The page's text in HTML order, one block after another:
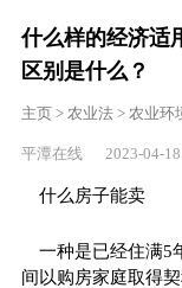
什么样的经济适
区别是什么？
主页> 农业法> 农业环
平潭在线 2023-04-18
什么房子能卖
一种是已经住满5
间以购房家庭取得